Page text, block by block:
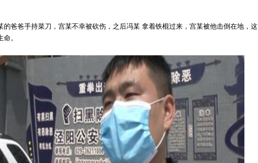
的爸爸手持菜刀，宫某不幸被砍伤，之后冯某 拿着铁棍过来，宫某被他击倒在地，这
。